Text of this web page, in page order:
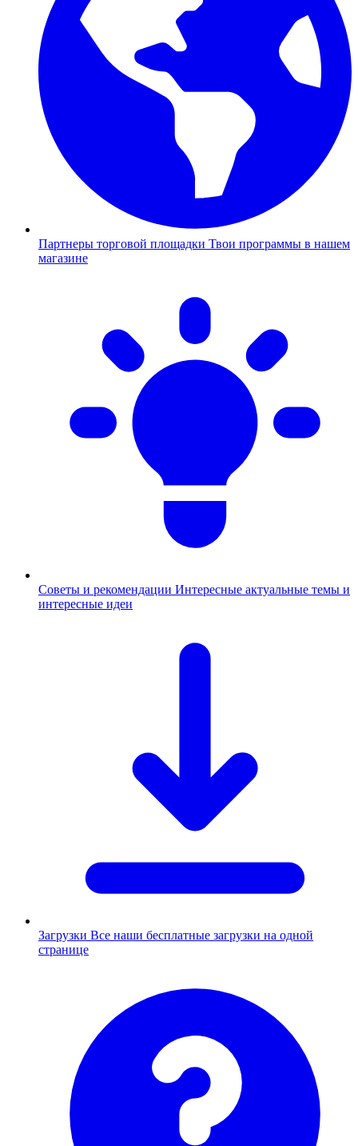
Партнеры торговой площадки Твои программы в нашем
магазине
Советы и рекомендации Интересные актуальные темы и
интересные идеи
Загрузки Все наши бесплатные загрузки на одной
странице